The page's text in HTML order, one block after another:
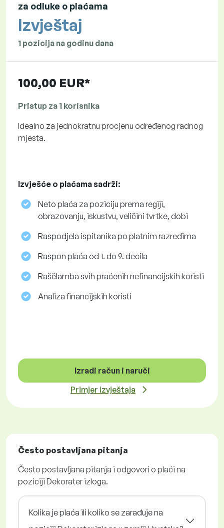
za odluke o plaćama
Izvještaj
1 pozicija na godinu dana
100,00 EUR*
Pristup za 1 korisnika
Idealno za jednokratnu procjenu određenog radnog
mjesta.
Izvješće o plaćama sadrži:
Neto plaća za poziciju prema regiji,
obrazovanju, iskustvu, veličini tvrtke, dobi
Raspodjela ispitanika po platnim razredima
Raspon plaća od 1. do 9. decila
Raščlamba svih praćenih nefinancijskih koristi
Analiza financijskih koristi
Izradi račun i naruči
Primjer izvještaja
Često postavljana pitanja
Često postavljana pitanja i odgovori o plaći na
poziciji Dekorater izloga.
Kolika je plaća ili koliko se zarađuje na